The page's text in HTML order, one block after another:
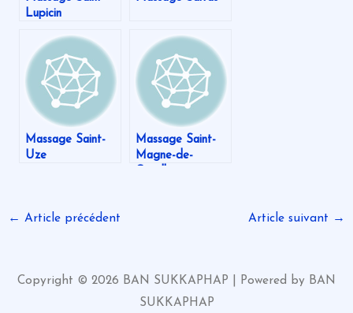
Lupicin
Massage Saint-
Uze
Massage Saint-
Magne-de-
← Article précédent Article suivant →
Copyright © 2026 BAN SUKKAPHAP | Powered by BAN
SUKKAPHAP